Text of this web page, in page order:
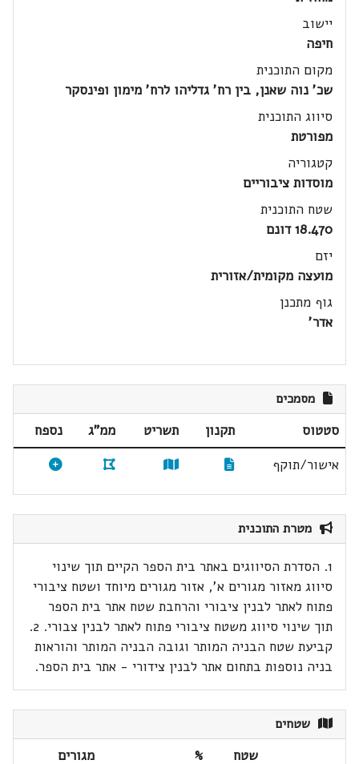
יישוב
חיפה
מקום התוכנית
שכ' נוה שאנן, בין רח' גדליהו לרח' מימון ופינסקר
סיווג התוכנית
מפורטת
קטגוריה
מוסדות ציבוריים
שטח התוכנית
18.470 דונם
יזם
מועצה מקומית/אזורית
גוף מתכנן
אדר'
מסמכים
סטטוס תקנון תשריט ממ"ג
נספח
אישור/תוקף
מטרת התוכנית
1. הסדרת הסיווגים באתר בית הספר הקיים תוך שינוי
סיווג מאזור מגורים א', אזור מגורים מיוחד ושטח ציבורי
פתוח לאתר לבנין ציבורי והרחבת שטח אתר בית הספר
תוך שינוי סיווג משטח ציבורי פתוח לאתר לבנין צבורי. 2.
קביעת שטח הבניה המותר וגובה הבניה המותר והוראות
בניה נוספות בתחום אתר לבנין צידורי - אתר בית הספר.
שטחים
שטח % מגורים